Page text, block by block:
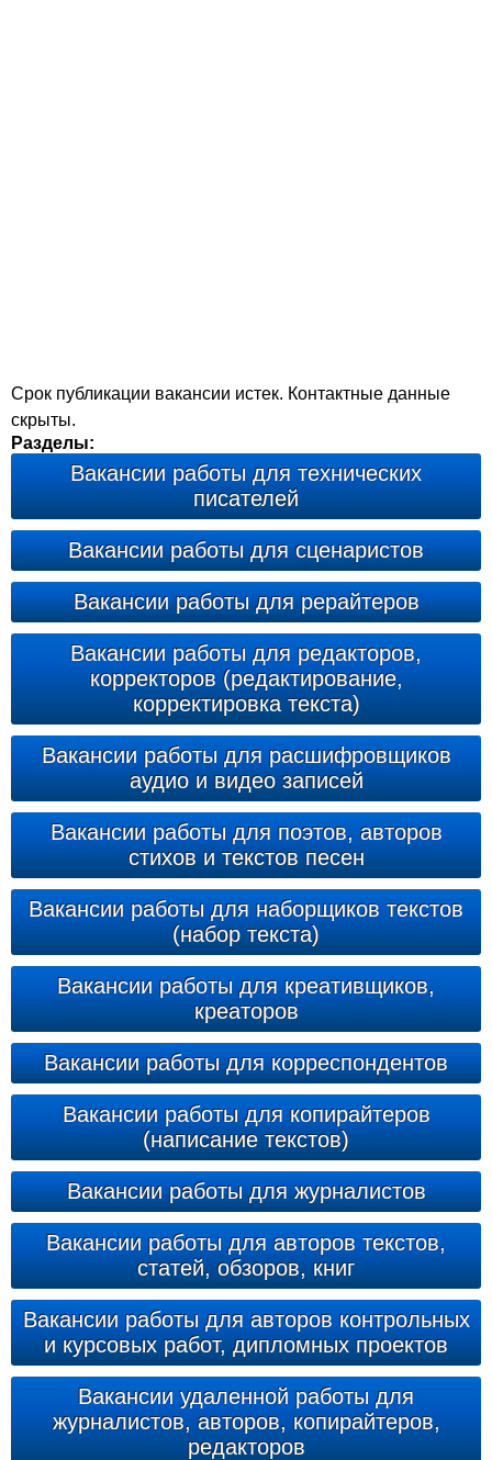
Срок публикации вакансии истек. Контактные данные
скрыты.
Разделы:
Вакансии работы для технических
писателей
Вакансии работы для сценаристов
Вакансии работы для рерайтеров
Вакансии работы для редакторов,
корректоров (редактирование,
корректировка текста)
Вакансии работы для расшифровщиков
аудио и видео записей
Вакансии работы для поэтов, авторов
стихов и текстов песен
Вакансии работы для наборщиков текстов
(набор текста)
Вакансии работы для креативщиков,
креаторов
Вакансии работы для корреспондентов
Вакансии работы для копирайтеров
(написание текстов)
Вакансии работы для журналистов
Вакансии работы для авторов текстов,
статей, обзоров, книг
Вакансии работы для авторов контрольных
и курсовых работ, дипломных проектов
Вакансии удаленной работы для
журналистов, авторов, копирайтеров,
редакторов